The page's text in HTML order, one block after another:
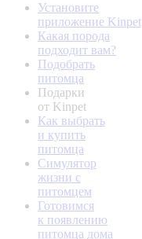
Установите
приложение Kinpet
Какая порода
подходит вам?
Подобрать
питомца
Подарки
от Kinpet
Как выбрать
и купить
питомца
Симулятор
жизни с
питомцем
Готовимся
к появлению
питомца дома